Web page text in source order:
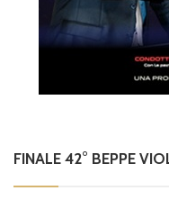
FINALE 42° BEPPE